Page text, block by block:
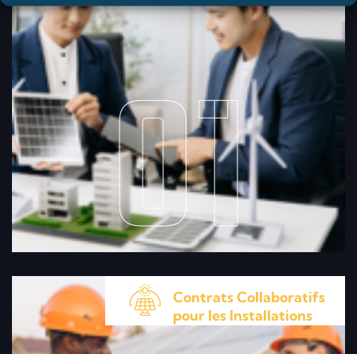
01
Contrats Collaboratifs
pour les Installations